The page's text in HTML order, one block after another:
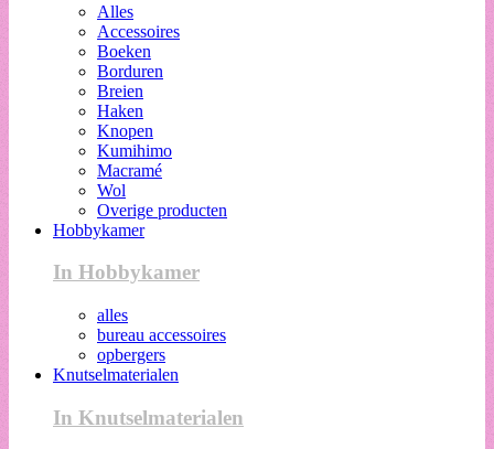
Alles
Accessoires
Boeken
Borduren
Breien
Haken
Knopen
Kumihimo
Macramé
Wol
Overige producten
Hobbykamer
In Hobbykamer
alles
bureau accessoires
opbergers
Knutselmaterialen
In Knutselmaterialen